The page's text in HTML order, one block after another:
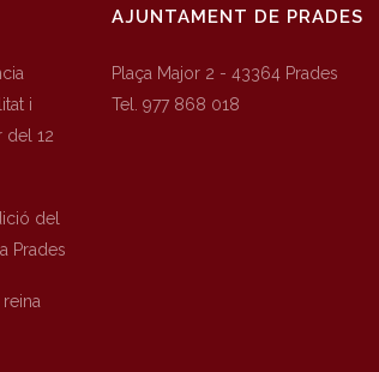
i
del 12
del
Prades
AJUNTAMENT DE PRADES
Plaça Major 2 - 43364 Prades
Tel. 977 868 018